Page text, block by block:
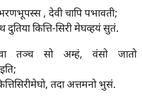
, देवी चापि पभावती;
दुतिया कित्ति-सिरी मेघव्हयं सुतं.
तञ्च सो अम्हं, वंसो जातो
तदा अत्तमनो भुसं.